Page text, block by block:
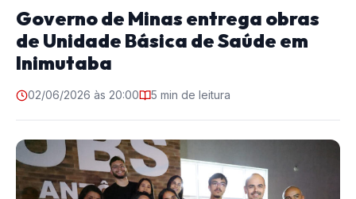
Governo de Minas entrega obras
de Unidade Básica de Saúde em
Inimutaba
02/06/2026 às 20:00 5 min de leitura